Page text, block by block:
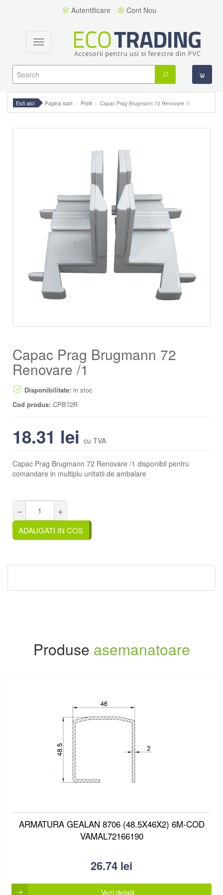
Autentificare Cont Nou
Toggle
navigation
Esti aici Pagina start Profil Capac Prag Brugmann 72 Renovare /1
Capac Prag Brugmann 72
Renovare /1
Disponibilitate: in stoc
Cod produs: CPB72R
18.31 lei cu TVA
Capac Prag Brugmann 72 Renovare /1 disponibil pentru
comandare in multiplu unitatii de ambalare
− +
ADAUGATI IN COS
Produse asemanatoare
ARMATURA GEALAN 8706 (48.5X46X2) 6M-COD
VAMAL72166190
26.74 lei
Vezi detalii